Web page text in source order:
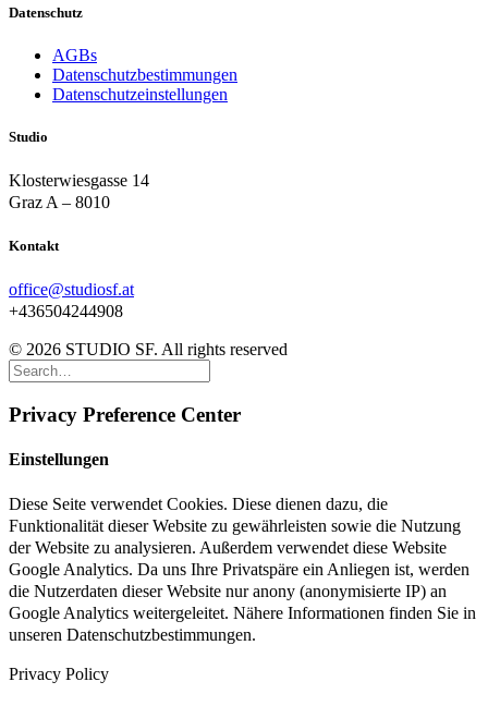
Datenschutz
AGBs
Datenschutzbestimmungen
Datenschutzeinstellungen
Studio
Klosterwiesgasse 14
Graz A – 8010
Kontakt
office@studiosf.at
+436504244908
© 2026 STUDIO SF. All rights reserved
Privacy Preference Center
Einstellungen
Diese Seite verwendet Cookies. Diese dienen dazu, die
Funktionalität dieser Website zu gewährleisten sowie die Nutzung
der Website zu analysieren. Außerdem verwendet diese Website
Google Analytics. Da uns Ihre Privatspäre ein Anliegen ist, werden
die Nutzerdaten dieser Website nur anony (anonymisierte IP) an
Google Analytics weitergeleitet. Nähere Informationen finden Sie in
unseren Datenschutzbestimmungen.
Privacy Policy